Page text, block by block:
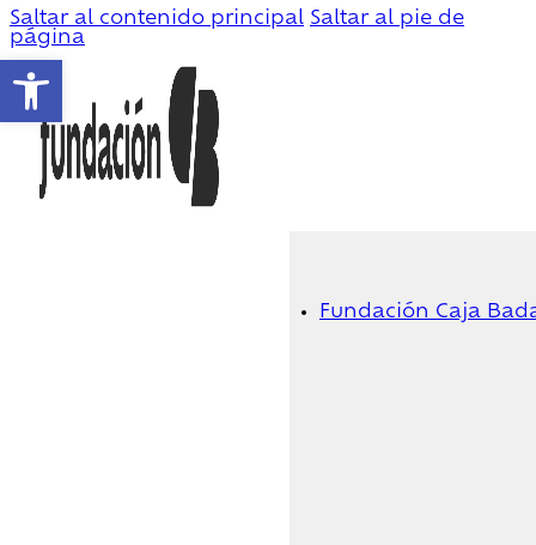
Abrir barra de herramientas
Saltar al contenido principal Saltar al pie de
página
Fundación Caja